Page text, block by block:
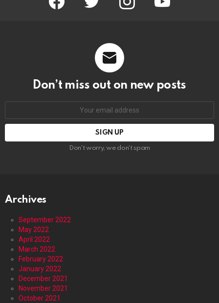
Don’t miss out on new posts
Don't worry, we don't spam
Archives
September 2022
May 2022
April 2022
March 2022
February 2022
January 2022
December 2021
November 2021
October 2021